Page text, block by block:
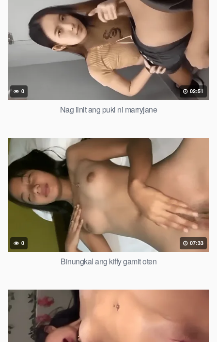
0 02:51
Nag iinit ang puki ni marryjane
0 07:33
Binungkal ang kiffy gamit oten